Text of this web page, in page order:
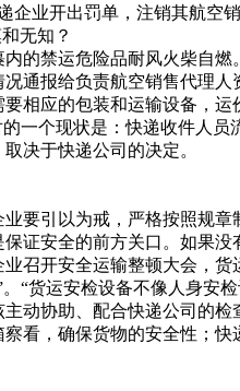
开出罚单，注销其航空
无知？
禁运危险品耐风火柴自
通报给负责航空销售代理
要相应的包装和运输设备，运
一个现状是：快递收件人员
决于快递公司的决定。
引以为戒，严格按照规章
证安全的前方关口。如果没
开安全运输整顿大会，货
货运安检设备不像人身安
动协助、配合快递公司的
看，确保货物的安全性；